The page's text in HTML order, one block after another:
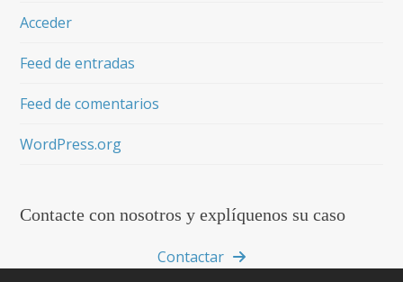
Acceder
Feed de entradas
Feed de comentarios
WordPress.org
Contacte con nosotros y explíquenos su caso
Contactar